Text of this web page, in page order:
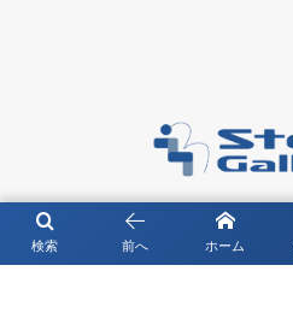
検索 前へ ホーム
〒104－0061 東京都中央区